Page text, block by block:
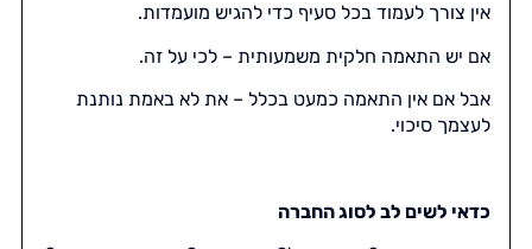
אין צורך לעמוד בכל סעיף כדי להגיש מועמדות.
אם יש התאמה חלקית משמעותית – לכי על זה.
אבל אם אין התאמה כמעט בכלל – את לא באמת נותנת
לעצמך סיכוי.
כדאי לשים לב לסוג החברה